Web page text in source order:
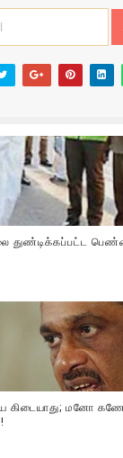
துண்டிக்கப்பட்ட
கிடையாது; மனோ